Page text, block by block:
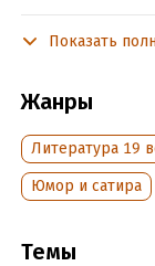
Дата написания:
Год издания: 2024
Дата поступления:
Показать
Жанры
Литература 19
Юмор и сатира
Темы